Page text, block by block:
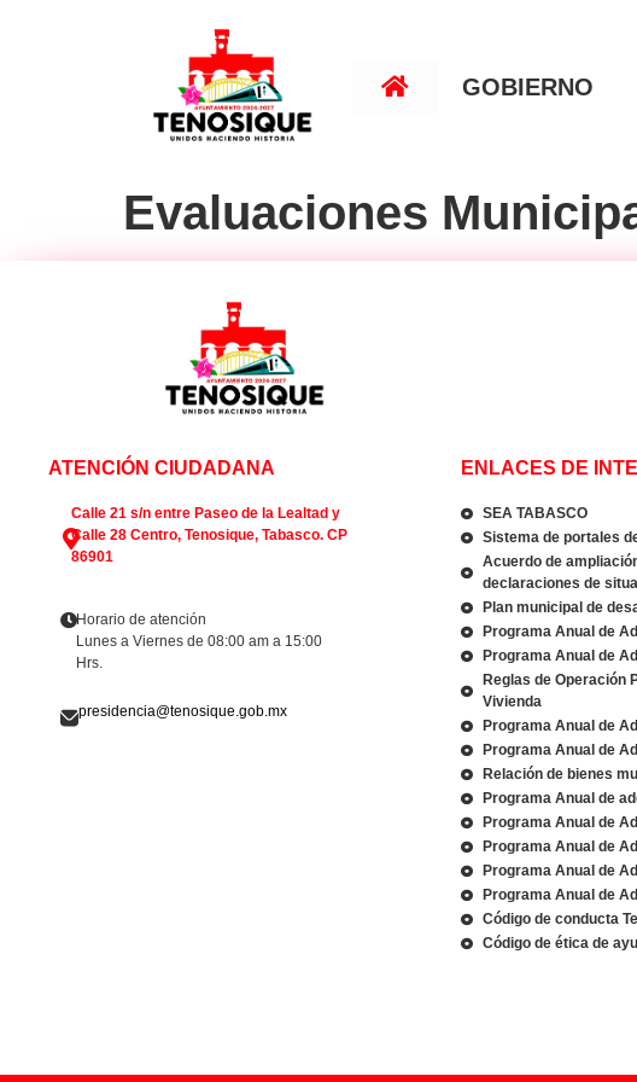
GOBIERNO
Evaluaciones
ATENCIÓN CIUDADANA
Calle 21 s/n entre Paseo de la Lealtad y
Calle 28 Centro, Tenosique, Tabasco. CP
86901
Horario de atención
Lunes a Viernes de 08:00 am a 15:00
Hrs.
presidencia@tenosique.gob.mx
ENLACES DE
SEA TABASCO
Sistema de portales
Acuerdo de
declaraciones de
Plan municipal de
Programa Anual de
Programa Anual de
Reglas de Operación
Vivienda
Programa Anual de
Programa Anual de
Relación de bienes
Programa Anual de
Programa Anual de
Programa Anual de
Programa Anual de
Programa Anual de
Código de conducta
Código de ética de